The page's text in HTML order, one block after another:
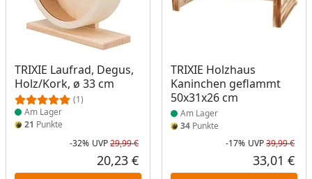
TRIXIE Laufrad, Degus,
Holz/Kork, ø 33 cm
(1)
Produkt am Lager
Am Lager
21 Punkte
Rabatt in Prozent
-32%
Ursprünglicher Preis
UVP29,99 €
Aktueller Preis
20,23 €
TRIXIE Holzhaus
Kaninchen geflammt
50x31x26 cm
Produkt am Lager
Am Lager
34 Punkte
-17% UVP39,99 €
33,01 €